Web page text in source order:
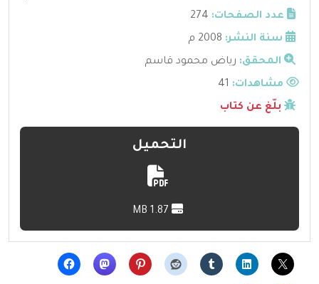
عدد الصفحات: 274
سنة النشر: 2008 م
المحقق: رياض محمود قاسم
مشاهدات:
بلّغ عن كتاب
التحميل